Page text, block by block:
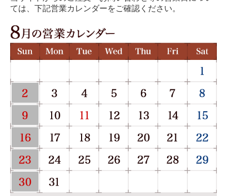
ては、下記営業カレンダーをご確認ください。